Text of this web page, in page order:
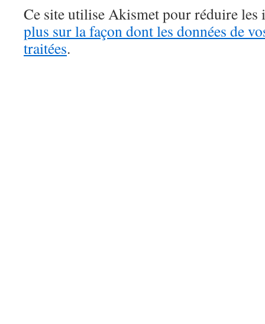
Ce site utilise Akismet pour réduire les
plus sur la façon dont les données de
traitées.